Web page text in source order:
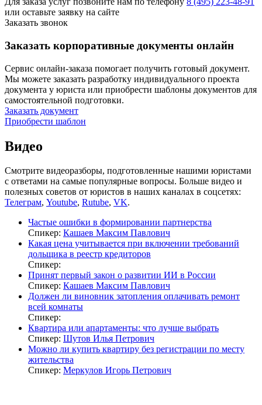
или оставьте заявку на сайте
Заказать звонок
Заказать корпоративные документы онлайн
Сервис онлайн-заказа помогает получить готовый документ.
Мы можете заказать разработку индивидуального проекта
документа у юриста или приобрести шаблоны документов для
самостоятельной подготовки.
Заказать документ
Приобрести шаблон
Видео
Смотрите видеоразборы, подготовленные нашими юристами
с ответами на самые популярные вопросы. Больше видео и
полезных советов от юристов в наших каналах в соцсетях:
Телеграм, Youtube, Rutube, VK.
Частые ошибки в формировании партнерства
Спикер: Кашаев Максим Павлович
Какая цена учитывается при включении требований
дольщика в реестр кредиторов
Спикер:
Принят первый закон о развитии ИИ в России
Спикер: Кашаев Максим Павлович
Должен ли виновник затопления оплачивать ремонт
всей комнаты
Спикер:
Квартира или апартаменты: что лучше выбрать
Спикер: Шутов Илья Петрович
Можно ли купить квартиру без регистрации по месту
жительства
Спикер: Меркулов Игорь Петрович